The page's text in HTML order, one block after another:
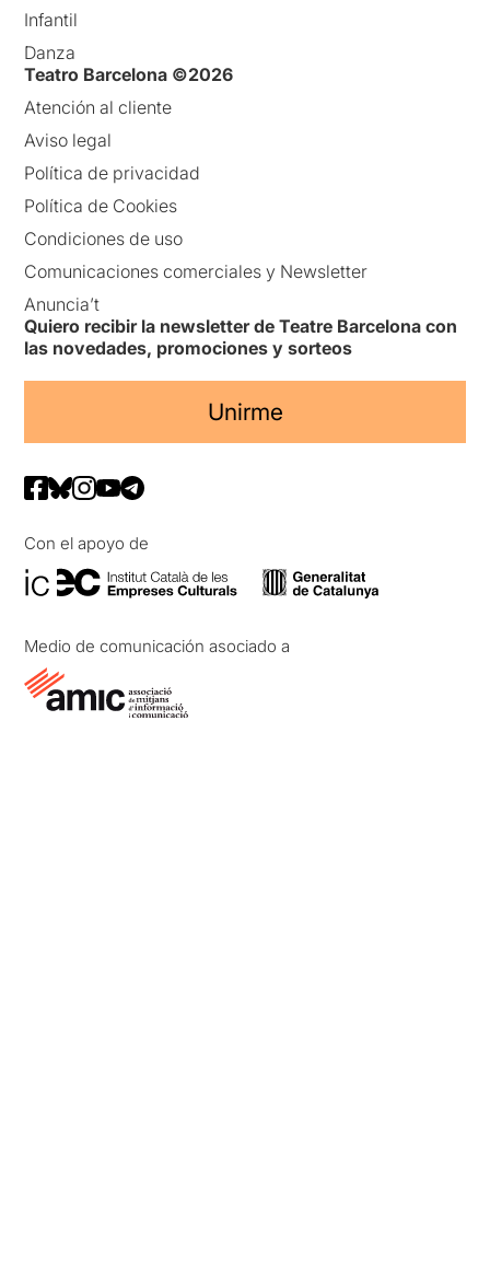
Infantil
Danza
Teatro Barcelona ©2026
Atención al cliente
Aviso legal
Política de privacidad
Política de Cookies
Condiciones de uso
Comunicaciones comerciales y Newsletter
Anuncia’t
Quiero recibir la newsletter de Teatre Barcelona con
las novedades, promociones y sorteos
Unirme
Con el apoyo de
Medio de comunicación asociado a